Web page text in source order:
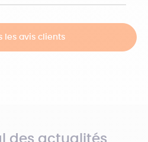
les avis clients